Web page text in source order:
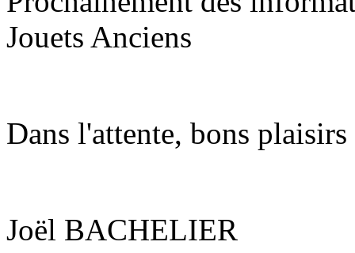
Jouets Anciens
Dans l'attente, bons plaisirs
Joël BACHELIER